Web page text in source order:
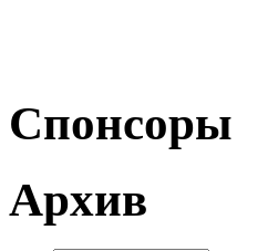
Спонсоры
Архив